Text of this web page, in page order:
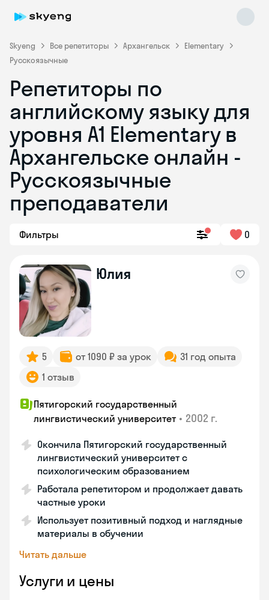
Skyeng Все репетиторы Архангельск
Elementary
Русскоязычные
Репетиторы по
английскому языку для
уровня A1 Elementary в
Архангельске онлайн -
Русскоязычные
преподаватели
Фильтры 0
Юлия
5 от 1090 ₽ за урок
31 год опыта
1 отзыв
Пятигорский государственный
лингвистический университет • 2002 г.
Окончила Пятигорский государственный
лингвистический университет с
психологическим образованием
Работала репетитором и продолжает давать
частные уроки
Использует позитивный подход и наглядные
материалы в обучении
Читать дальше
Услуги и цены
Skyeng Chat